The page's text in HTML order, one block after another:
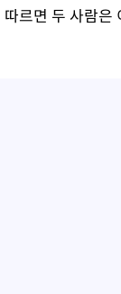
르면 두 사람